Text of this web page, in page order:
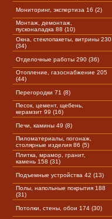
Мониторинг, экспертиза 16 (2)
Монтаж, демонтаж,
пусконаладка 88 (10)
Окна, стеклопакеты, витрины 230
(34)
Отделочные работы 290 (36)
Отопление, газоснабжение 205
(44)
Перегородки 71 (8)
Песок, цемент, щебень,
керамзит 99 (16)
Печи, камины 49 (8)
Пиломатериалы, погонаж,
столярные изделия 86 (5)
Плитка, мрамор, гранит,
камень 158 (31)
Подъемные устройства 42 (13)
Полы, напольные покрытия 188
(31)
Потолки, стены, обои 174 (30)